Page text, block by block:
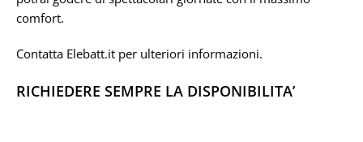
comfort.
Contatta Elebatt.it per ulteriori informazioni.
RICHIEDERE SEMPRE LA DISPONIBILITA’